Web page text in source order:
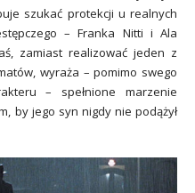
szukać protekcji u realnych
– Franka Nitti i Ala
zamiast realizować jeden z
wyraża – pomimo swego
– spełnione marzenie
by jego syn nigdy nie podążył